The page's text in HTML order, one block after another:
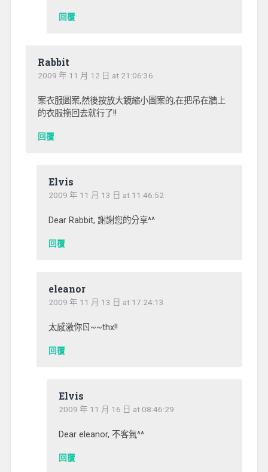
回覆
Rabbit
2009 年 11 月 12 日 at 21:06:36
案衣服圖案,然後按放大鏡縮小圖案的,在把吊在牆上
的衣服拖回去就行了!!
回覆
Elvis
2009 年 11 月 13 日 at 11:46:52
Dear Rabbit, 謝謝您的分享^^
回覆
eleanor
2009 年 11 月 13 日 at 17:24:13
太感激你ㄖ~~thx!!
回覆
Elvis
2009 年 11 月 16 日 at 08:46:29
Dear eleanor, 不客氣^^
回覆